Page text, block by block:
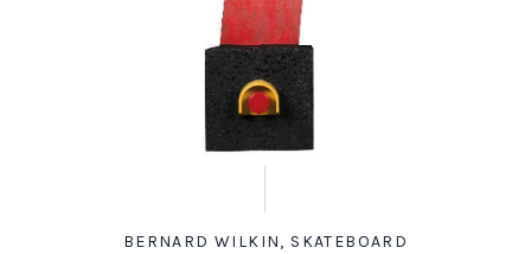
BERNARD WILKIN, SKATEBOARD